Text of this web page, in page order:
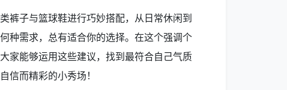
裤子与篮球鞋进行巧妙搭配，从日常休闲到
种需求，总有适合你的选择。在这个强调个
家能够运用这些建议，找到最符合自己气质
信而精彩的小秀场！